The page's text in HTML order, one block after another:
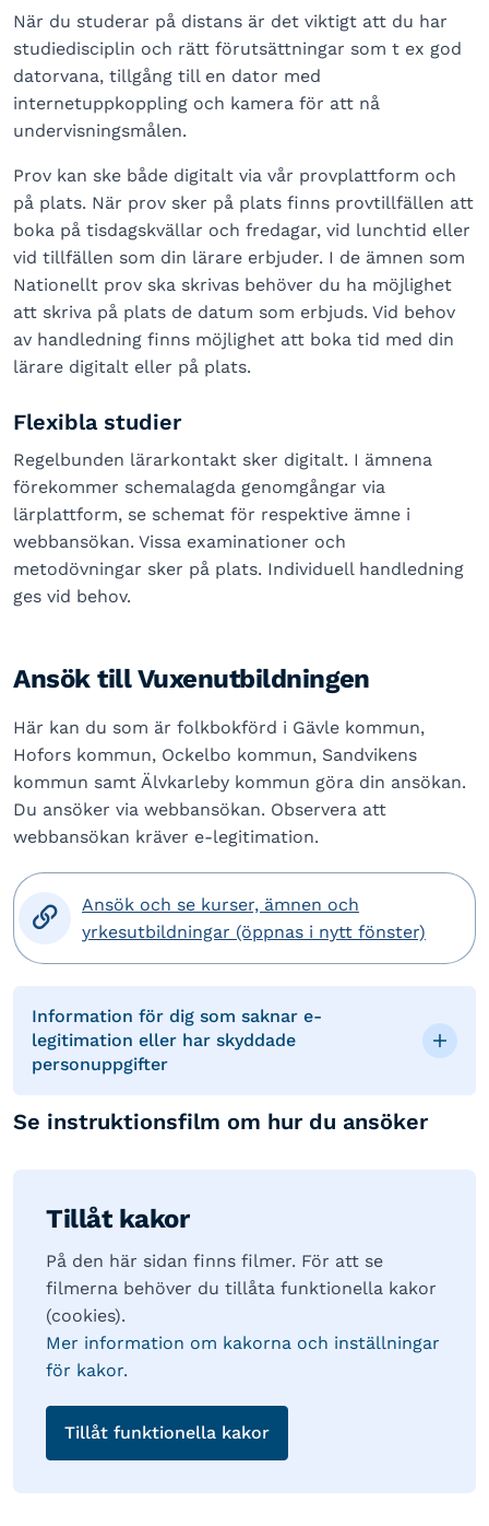
När du studerar på distans är det viktigt att du har
studiedisciplin och rätt förutsättningar som t ex god
datorvana, tillgång till en dator med
internetuppkoppling och kamera för att nå
undervisningsmålen.
Prov kan ske både digitalt via vår provplattform och
på plats. När prov sker på plats finns provtillfällen att
boka på tisdagskvällar och fredagar, vid lunchtid eller
vid tillfällen som din lärare erbjuder. I de ämnen som
Nationellt prov ska skrivas behöver du ha möjlighet
att skriva på plats de datum som erbjuds. Vid behov
av handledning finns möjlighet att boka tid med din
lärare digitalt eller på plats.
Flexibla studier
Regelbunden lärarkontakt sker digitalt. I ämnena
förekommer schemalagda genomgångar via
lärplattform, se schemat för respektive ämne i
webbansökan. Vissa examinationer och
metodövningar sker på plats. Individuell handledning
ges vid behov.
Ansök till Vuxenutbildningen
Här kan du som är folkbokförd i Gävle kommun,
Hofors kommun, Ockelbo kommun, Sandvikens
kommun samt Älvkarleby kommun göra din ansökan.
Du ansöker via webbansökan. Observera att
webbansökan kräver e-legitimation.

Ansök och se kurser, ämnen och
yrkesutbildningar (öppnas i nytt fönster)
Information för dig som saknar e-
legitimation eller har skyddade
personuppgifter
Se instruktionsfilm om hur du ansöker
Tillåt kakor
På den här sidan finns filmer. För att se
filmerna behöver du tillåta funktionella kakor
(cookies).
Mer information om kakorna och inställningar
för kakor.
Tillåt funktionella kakor